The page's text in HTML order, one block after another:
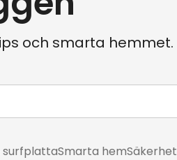
och smarta hemmet.
surfplattaSmarta hemSäkerhet